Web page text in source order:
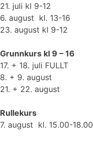
21. juli kl 9-12
6. august kl. 13-16
23. august kl 9-12
Grunnkurs kl 9 – 16
17. + 18. juli FULLT
8. + 9. august
21. + 22. august
Rullekurs
7. august kl. 15.00-18.00